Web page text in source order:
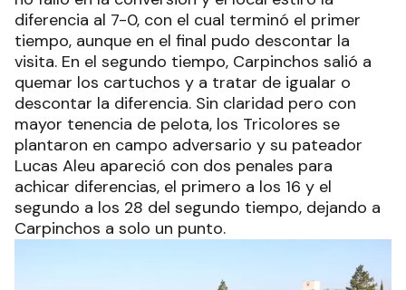
diferencia al 7-0, con el cual terminó el primer
tiempo, aunque en el final pudo descontar la
visita. En el segundo tiempo, Carpinchos salió a
quemar los cartuchos y a tratar de igualar o
descontar la diferencia. Sin claridad pero con
mayor tenencia de pelota, los Tricolores se
plantaron en campo adversario y su pateador
Lucas Aleu apareció con dos penales para
achicar diferencias, el primero a los 16 y el
segundo a los 28 del segundo tiempo, dejando a
Carpinchos a solo un punto.